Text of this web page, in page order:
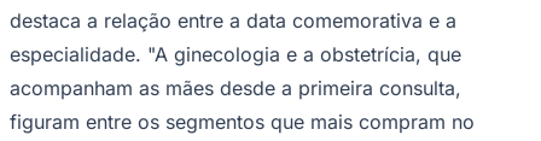
destaca a relação entre a data comemorativa e a
especialidade. "A ginecologia e a obstetrícia, que
acompanham as mães desde a primeira consulta,
figuram entre os segmentos que mais compram no